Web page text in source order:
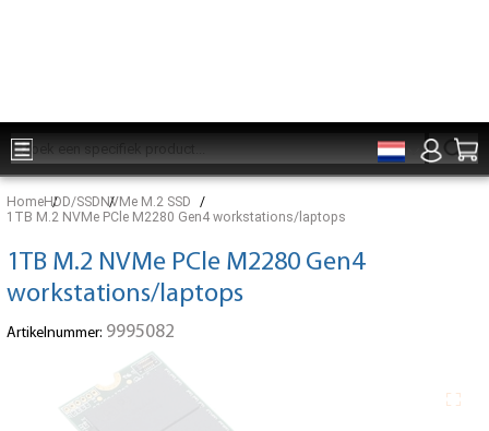
HomeHDD/SSDNVMe M.2 SSD
1TB M.2 NVMe PCle M2280 Gen4 workstations/laptops
1TB M.2 NVMe PCle M2280 Gen4
workstations/laptops
Artikelnummer: 9995082